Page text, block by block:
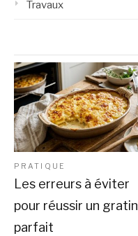
Travaux
PRATIQUE
Les erreurs à éviter
pour réussir un gratin
parfait